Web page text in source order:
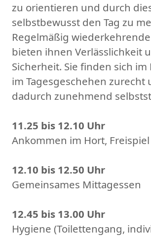
zu orientieren und durch
selbstbewusst den Tag zu
Regelmäßig
bieten ihnen Verlässlichkeit
Sicherheit. Sie finden sich
im Tagesgeschehen zurecht
dadurch zunehmend
11.25 bis 12.10 Uhr
Ankommen im Hort, Freispiel
12.10 bis 12.50 Uhr
Gemeinsames Mittagessen
12.45 bis 13.00 Uhr
Hygiene (Toilettengang,